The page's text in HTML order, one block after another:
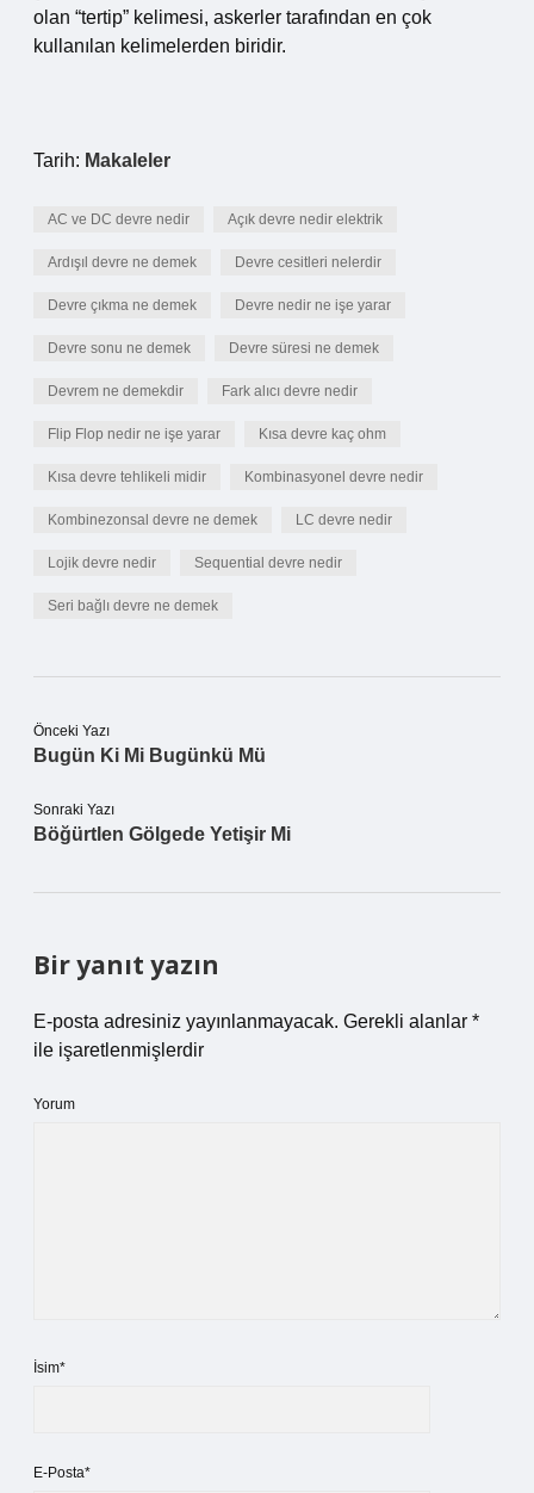
olan “tertip” kelimesi, askerler tarafından en çok
kullanılan kelimelerden biridir.
Tarih: Makaleler
AC ve DC devre nedir Açık devre nedir elektrik
Ardışıl devre ne demek Devre cesitleri nelerdir
Devre çıkma ne demek Devre nedir ne işe yarar
Devre sonu ne demek Devre süresi ne demek
Devrem ne demekdir Fark alıcı devre nedir
Flip Flop nedir ne işe yarar Kısa devre kaç ohm
Kısa devre tehlikeli midir Kombinasyonel devre nedir
Kombinezonsal devre ne demek LC devre nedir
Lojik devre nedir Sequential devre nedir
Seri bağlı devre ne demek
Önceki Yazı
Bugün Ki Mi Bugünkü Mü
Sonraki Yazı
Böğürtlen Gölgede Yetişir Mi
Bir yanıt yazın
E-posta adresiniz yayınlanmayacak. Gerekli alanlar *
ile işaretlenmişlerdir
Yorum
İsim*
E-Posta*